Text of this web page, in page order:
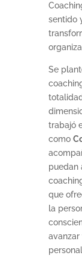
sentido
Se
trabajó
como
puedan
que
la